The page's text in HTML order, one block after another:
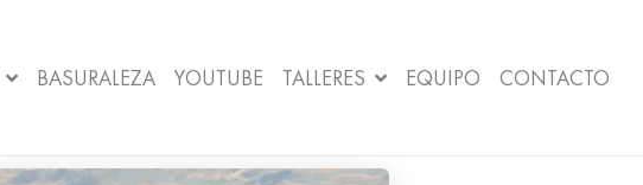
BASURALEZA YOUTUBE TALLERES EQUIPO CONTACTO